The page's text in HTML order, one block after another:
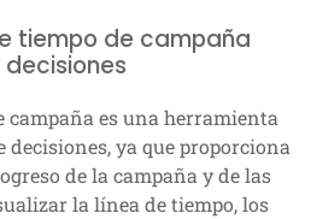
tiempo de campaña
campaña es una herramienta
decisiones, ya que proporciona
de la campaña y de las
la línea de tiempo, los